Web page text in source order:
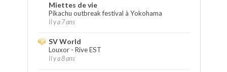
Miettes de vie
Pikachu outbreak festival à Yokohama
Il y a 7 ans
SV World
Louxor - Rive EST
Il y a 8 ans